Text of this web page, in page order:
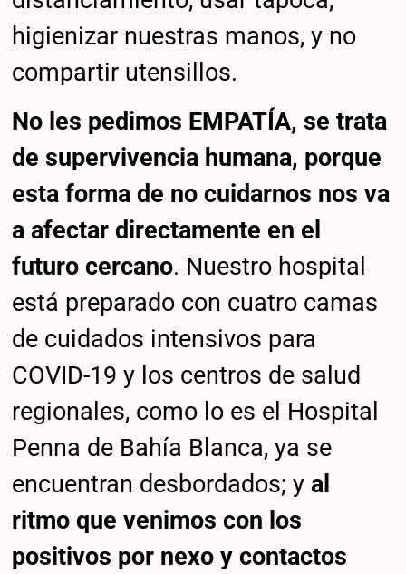
higienizar nuestras manos, y no
compartir utensillos.
No les pedimos EMPATÍA, se trata
de supervivencia humana, porque
esta forma de no cuidarnos nos va
a afectar directamente en el
futuro cercano. Nuestro hospital
está preparado con cuatro camas
de cuidados intensivos para
COVID-19 y los centros de salud
regionales, como lo es el Hospital
Penna de Bahía Blanca, ya se
encuentran desbordados; yal
ritmo que venimos con los
positivos por nexo y contactos